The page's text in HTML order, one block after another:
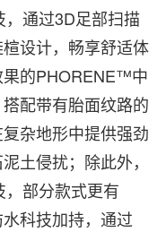
，通过3D足部扫描
设计，畅享舒适体
果的PHORENE™中
配带有胎面纹路的
杂地形中提供强劲
土侵扰；除此外，
部分款式更有
科技加持，通过